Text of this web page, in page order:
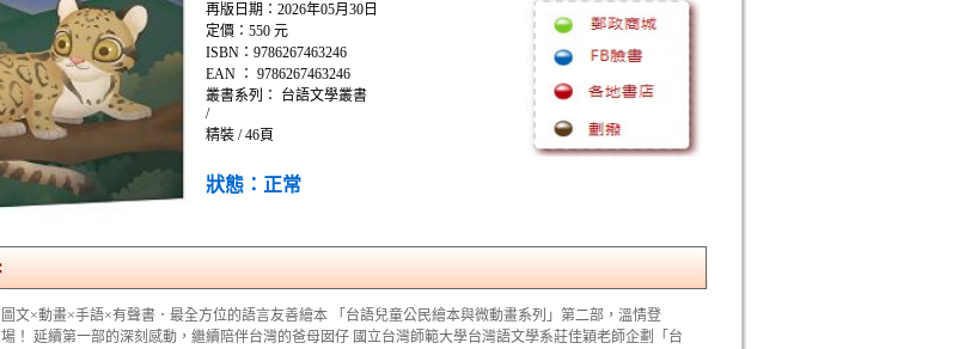
再版日期：2026年05月30日
定價：550 元
ISBN：9786267463246
EAN ： 9786267463246
叢書系列： 台語文學叢書
/
精裝 / 46頁
狀態：正常
圖文×動畫×手語×有聲書．最全方位的語言友善繪本 「台語兒童公民繪本與微動畫系列」第二部，溫情登
場！ 延續第一部的深刻感動，繼續陪伴台灣的爸母囡仔 國立台灣師範大學台灣語文學系莊佳穎老師企劃「台